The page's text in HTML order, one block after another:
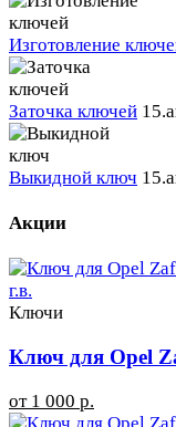
Изготовление
Заточка ключей
Выкидной ключ
Акции
Ключи
Ключ для Opel
от 1 000 р.